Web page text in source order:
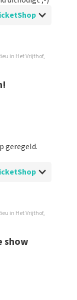
de tickets
in Het Vrijthof,
geregeld.
Alles keurig
aan het
in Het Vrijthof,
show